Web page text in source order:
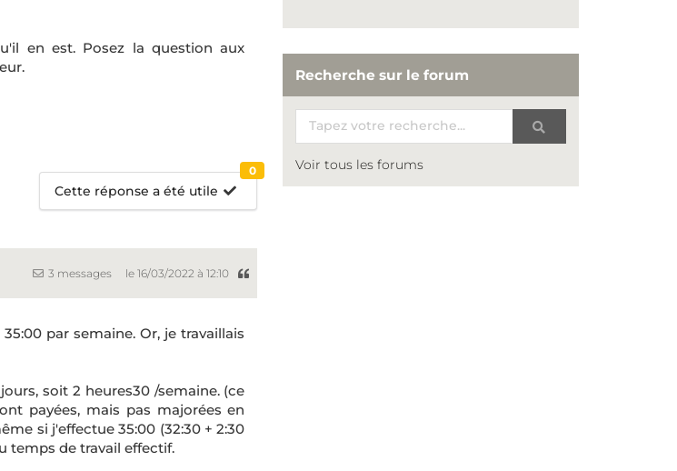
en est. Posez la question aux
Cette réponse a été utile
0
3 messages le 16/03/2022 à 12:10
par semaine. Or, je travaillais
soit 2 heures30 /semaine. (ce
payées, mais pas majorées en
si j'effectue 35:00 (32:30 + 2:30
temps de travail effectif.
Recherche sur le forum
Voir tous les forums